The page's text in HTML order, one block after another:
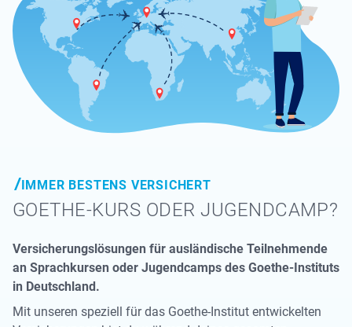
IMMER BESTENS VERSICHERT
GOETHE-KURS ODER JUGENDCAMP?
Versicherungslösungen für ausländische Teilnehmende
an Sprachkursen oder Jugendcamps des Goethe-Instituts
in Deutschland.
Mit unseren speziell für das Goethe-Institut entwickelten